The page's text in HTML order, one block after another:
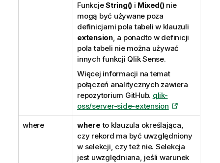
FunkcjeString() i Mixed()nie
mogą być używane poza
definicjami pola tabeli w klauzuli
extension, a ponadto w definicji
pola tabeli nie można używać
innych funkcji Qlik Sense.
Więcej informacji na temat
połączeń analitycznych zawiera
repozytorium GitHub. qlik-
oss/server-side-extension
where where to klauzula określająca,
czy rekord ma być uwzględniony
w selekcji, czy też nie. Selekcja
jest uwzględniana, jeśli warunek